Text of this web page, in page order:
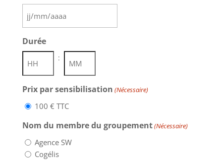
MM
slash
AAAA
Durée
Heures
:
Minutes
Prix par sensibilisation (Nécessaire)
100 € TTC
Nom du membre du groupement(Nécessaire)
Agence SW
Cogélis